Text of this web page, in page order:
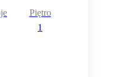
Piętro
1